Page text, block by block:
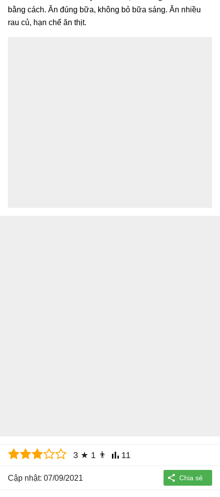
bằng cách. Ăn đúng bữa, không bỏ bữa sáng. Ăn nhiều
rau củ, hạn chế ăn thịt.
3 ★ 1 👨 11
Cập nhật: 07/09/2021